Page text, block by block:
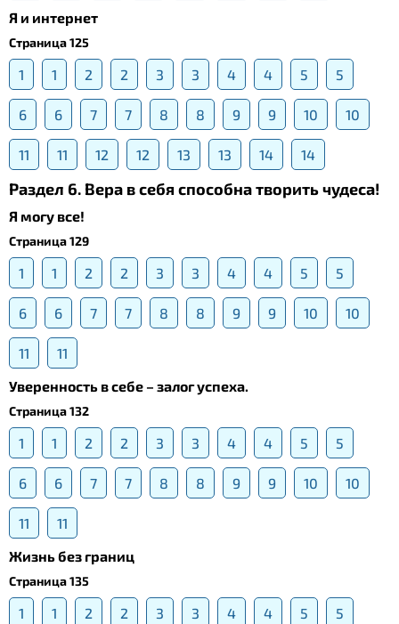
Я и интернет
Страница 125
1 1 2 2 3 3 4 4 5 5
6 6 7 7 8 8 9 9 10 10
11 11 12 12 13 13 14 14
Раздел 6. Вера в себя способна творить чудеса!
Я могу все!
Страница 129
1 1 2 2 3 3 4 4 5 5
6 6 7 7 8 8 9 9 10 10
11
11
Уверенность в себе – залог успеха.
Страница 132
1 1 2 2 3 3 4 4 5 5
6 6 7 7 8 8 9 9 10 10
11
11
Жизнь без границ
Страница 135
1 1 2 2 3 3 4 4 5 5